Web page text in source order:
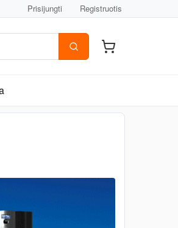
Prisijungti Registruotis